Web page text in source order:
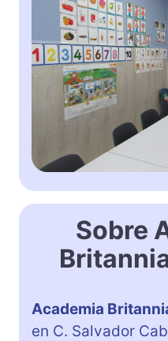
Sobre
Academia
en C. Salvador